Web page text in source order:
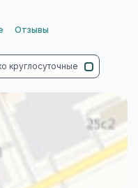
Отзывы
круглосуточные